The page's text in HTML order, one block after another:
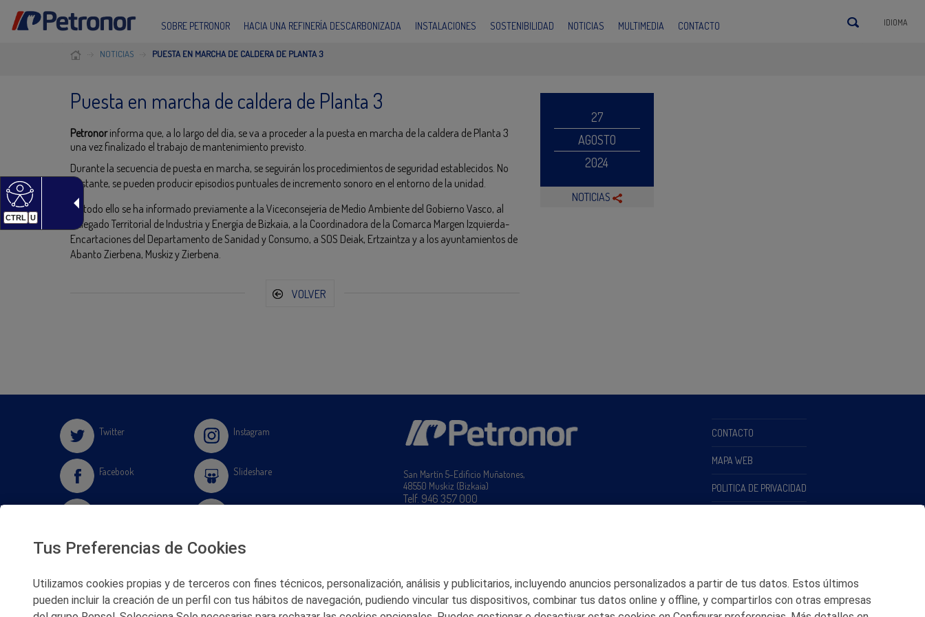
CTRL U
SOBRE PETRONOR HACIA UNA REFINERÍA DESCARBONIZADA INSTALACIONES SOSTENIBILIDAD NOTICIAS MULTIMEDIA CONTACTO IDIOMA
NOTICIAS PUESTA EN MARCHA DE CALDERA DE PLANTA 3
Puesta en marcha de caldera de Planta 3
Petronorinforma que, a lo largo del día, se va a proceder a la puesta en marcha de la caldera de Planta 3
una vez finalizado el trabajo de mantenimiento previsto.
Durante la secuencia de puesta en marcha, se seguirán los procedimientos de seguridad establecidos. No
obstante, se pueden producir episodios puntuales de incremento sonoro en el entorno de la unidad.
De todo ello se ha informado previamente a la Viceconsejería de Medio Ambiente del Gobierno Vasco, al
Delegado Territorial de Industria y Energía de Bizkaia, a la Coordinadora de la Comarca Margen Izquierda-
Encartaciones del Departamento de Sanidad y Consumo, a SOS Deiak, Ertzaintza y a los ayuntamientos de
Abanto Zierbena, Muskiz y Zierbena.
VOLVER
27
AGOSTO
2024
NOTICIAS
Twitter
Facebook
Flickr
Instagram
Slideshare
San Martín 5-Edificio Muñatones,
48550 Muskiz (Bizkaia)
Telf. 946 357 000
CONTACTO
MAPA WEB
POLITICA DE PRIVACIDAD
Tus Preferencias de Cookies
Utilizamos cookies propias y de terceros con fines técnicos, personalización, análisis y publicitarios, incluyendo anuncios personalizados a partir de tus datos. Estos últimos
pueden incluir la creación de un perfil con tus hábitos de navegación, pudiendo vincular tus dispositivos, combinar tus datos online y offline, y compartirlos con otras empresas